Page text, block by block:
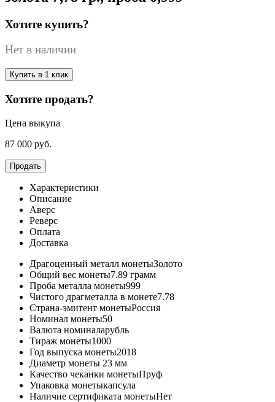
Хотите купить?
Нет в наличии
Купить в 1 клик
Хотите продать?
Цена выкупа
87 000 руб.
Продать
Характеристики
Описание
Аверс
Реверс
Оплата
Доставка
Драгоценный металл монетыЗолото
Общий вес монеты7.89 грамм
Проба металла монеты999
Чистого драгметалла в монете7.78
Страна-эмитент монетыРоссия
Номинал монеты50
Валюта номиналарубль
Тираж монеты1000
Год выпуска монеты2018
Диаметр монеты 23 мм
Качество чеканки монетыПруф
Упаковка монетыкапсула
Наличие сертификата монетыНет